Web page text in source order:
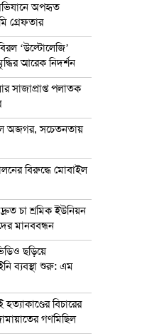
অপহৃত
গ্রেফতার
‘উল্টোলেজি’
আরেক নিদর্শন
সাজাপ্রাপ্ত পলাতক
অজগর, সচেতনতায়
বিরুদ্ধে মোবাইল
চা শ্রমিক ইউনিয়ন
মানববন্ধন
ছড়িয়ে
ব্যবস্থা শুরু: এম
বিচারের
গণমিছিল